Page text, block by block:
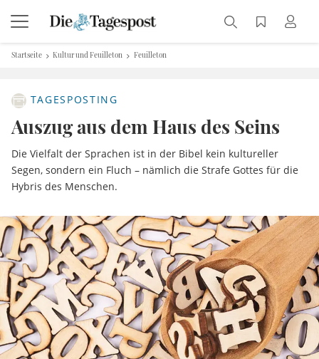
Startseite Kultur und Feuilleton Feuilleton
TAGESPOSTING
Auszug aus dem Haus des Seins
Die Vielfalt der Sprachen ist in der Bibel kein kultureller
Segen, sondern ein Fluch – nämlich die Strafe Gottes für die
Hybris des Menschen.